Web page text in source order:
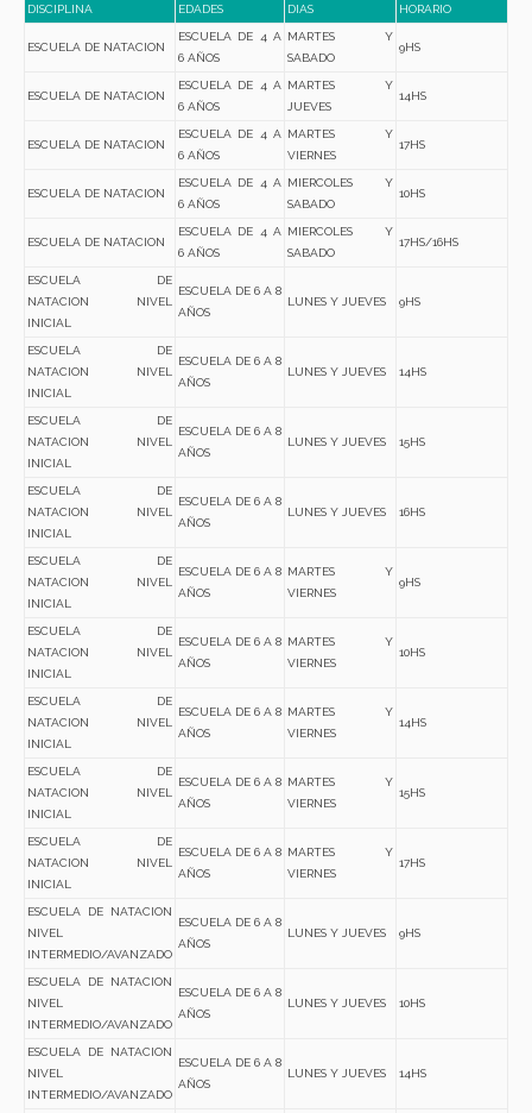
DISCIPLINA EDADES DIAS HORARIO
ESCUELA DE NATACION
ESCUELA DE 4 A
6 AÑOS
MARTES Y
SABADO
9HS
ESCUELA DE NATACION
ESCUELA DE 4 A
6 AÑOS
MARTES Y
JUEVES
14HS
ESCUELA DE NATACION
ESCUELA DE 4 A
6 AÑOS
MARTES Y
VIERNES
17HS
ESCUELA DE NATACION
ESCUELA DE 4 A
6 AÑOS
MIERCOLES Y
SABADO
10HS
ESCUELA DE NATACION
ESCUELA DE 4 A
6 AÑOS
MIERCOLES Y
SABADO
17HS/16HS
ESCUELA DE
NATACION NIVEL
INICIAL
ESCUELA DE 6 A 8
AÑOS
LUNES Y JUEVES 9HS
ESCUELA DE
NATACION NIVEL
INICIAL
ESCUELA DE 6 A 8
AÑOS
LUNES Y JUEVES 14HS
ESCUELA DE
NATACION NIVEL
INICIAL
ESCUELA DE 6 A 8
AÑOS
LUNES Y JUEVES 15HS
ESCUELA DE
NATACION NIVEL
INICIAL
ESCUELA DE 6 A 8
AÑOS
LUNES Y JUEVES 16HS
ESCUELA DE
NATACION NIVEL
INICIAL
ESCUELA DE 6 A 8
AÑOS
MARTES Y
VIERNES
9HS
ESCUELA DE
NATACION NIVEL
INICIAL
ESCUELA DE 6 A 8
AÑOS
MARTES Y
VIERNES
10HS
ESCUELA DE
NATACION NIVEL
INICIAL
ESCUELA DE 6 A 8
AÑOS
MARTES Y
VIERNES
14HS
ESCUELA DE
NATACION NIVEL
INICIAL
ESCUELA DE 6 A 8
AÑOS
MARTES Y
VIERNES
15HS
ESCUELA DE
NATACION NIVEL
INICIAL
ESCUELA DE 6 A 8
AÑOS
MARTES Y
VIERNES
17HS
ESCUELA DE NATACION
NIVEL
INTERMEDIO/AVANZADO
ESCUELA DE 6 A 8
AÑOS
LUNES Y JUEVES 9HS
ESCUELA DE NATACION
NIVEL
INTERMEDIO/AVANZADO
ESCUELA DE 6 A 8
AÑOS
LUNES Y JUEVES 10HS
ESCUELA DE NATACION
NIVEL
INTERMEDIO/AVANZADO
ESCUELA DE 6 A 8
AÑOS
LUNES Y JUEVES 14HS